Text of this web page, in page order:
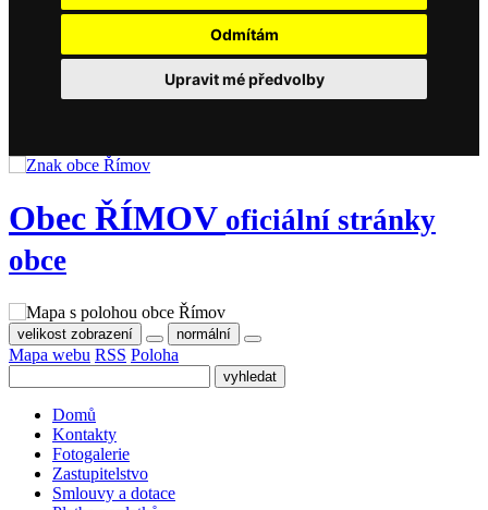
Odmítám
Upravit mé předvolby
Obec ŘÍMOV oficiální stránky
obce
velikost zobrazení normální
Mapa webu RSS Poloha
Domů
Kontakty
Fotogalerie
Zastupitelstvo
Smlouvy a dotace